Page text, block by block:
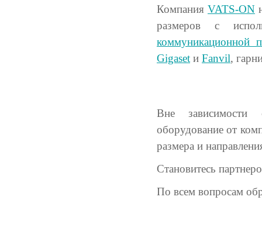
Компания VATS-ON
размеров с
коммуникационной
Gigaset и Fanvil,
Вне зависимости
оборудование от
размера и
Становитесь
По всем вопросам